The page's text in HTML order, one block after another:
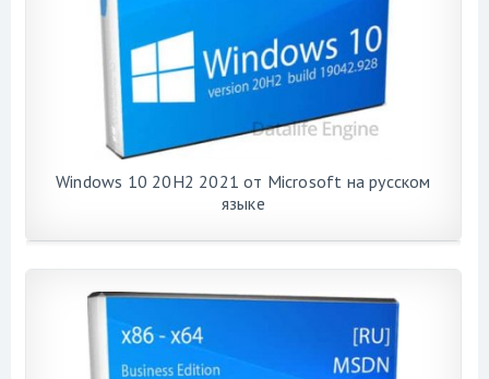
Windows 10 20H2 2021 от Microsoft на русском
языке